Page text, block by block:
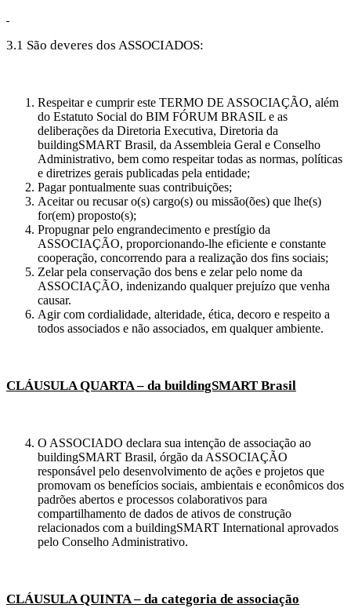
3.1 São deveres dos ASSOCIADOS:
Respeitar e cumprir este TERMO DE ASSOCIAÇÃO, além
do Estatuto Social do BIM FÓRUM BRASIL e as
deliberações da Diretoria Executiva, Diretoria da
buildingSMART Brasil, da Assembleia Geral e Conselho
Administrativo, bem como respeitar todas as normas, políticas
e diretrizes gerais publicadas pela entidade;
Pagar pontualmente suas contribuições;
Aceitar ou recusar o(s) cargo(s) ou missão(ões) que lhe(s)
for(em) proposto(s);
Propugnar pelo engrandecimento e prestígio da
ASSOCIAÇÃO, proporcionando-lhe eficiente e constante
cooperação, concorrendo para a realização dos fins sociais;
Zelar pela conservação dos bens e zelar pelo nome da
ASSOCIAÇÃO, indenizando qualquer prejuízo que venha
causar.
Agir com cordialidade, alteridade, ética, decoro e respeito a
todos associados e não associados, em qualquer ambiente.
CLÁUSULA QUARTA – da buildingSMART Brasil
O ASSOCIADO declara sua intenção de associação ao
buildingSMART Brasil, órgão da ASSOCIAÇÃO
responsável pelo desenvolvimento de ações e projetos que
promovam os benefícios sociais, ambientais e econômicos dos
padrões abertos e processos colaborativos para
compartilhamento de dados de ativos de construção
relacionados com a buildingSMART International aprovados
pelo Conselho Administrativo.
CLÁUSULA QUINTA – da categoria de associação